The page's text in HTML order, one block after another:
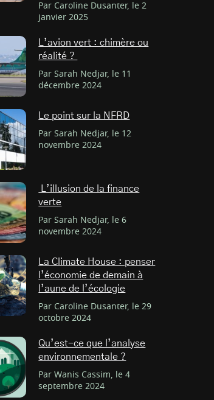
Par Caroline Dusanter, le 2
janvier 2025
L’avion vert : chimère ou
réalité ?
Par Sarah Nedjar, le 11
décembre 2024
Le point sur la NFRD
Par Sarah Nedjar, le 12
novembre 2024
L’illusion de la finance
verte
Par Sarah Nedjar, le 6
novembre 2024
La Climate House : penser
l’économie de demain à
l’aune de l’écologie
Par Caroline Dusanter, le 29
octobre 2024
Qu’est-ce que l’analyse
environnementale ?
Par Wanis Cassim, le 4
septembre 2024